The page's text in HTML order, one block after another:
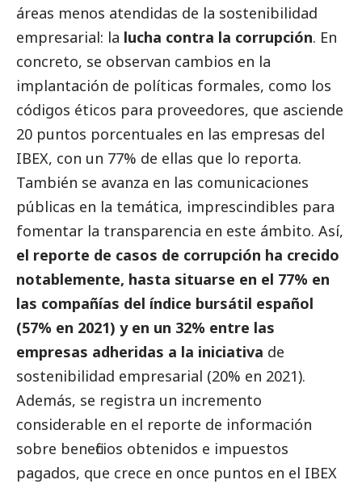
áreas menos atendidas de la sostenibilidad
empresarial: la lucha contra la corrupción. En
concreto, se observan cambios en la
implantación de políticas formales, como los
códigos éticos para proveedores, que asciende
20 puntos porcentuales en las empresas del
IBEX, con un 77% de ellas que lo reporta.
También se avanza en las comunicaciones
públicas en la temática, imprescindibles para
fomentar la transparencia en este ámbito. Así,
el reporte de casos de corrupción ha crecido
notablemente, hasta situarse en el 77% en
las compañías del índice bursátil español
(57% en 2021) y en un 32% entre las
empresas adheridas a la iniciativa de
sostenibilidad empresarial (20% en 2021).
Además, se registra un incremento
considerable en el reporte de información
sobre beneficios obtenidos e impuestos
pagados, que crece en once puntos en el IBEX